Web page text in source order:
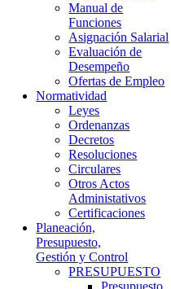
Manual de
Funciones
Asignación Salarial
Evaluación de
Desempeño
Ofertas de Empleo
Normatividad
Leyes
Ordenanzas
Decretos
Resoluciones
Circulares
Otros Actos
Administativos
Certificaciones
Planeación,
Presupuesto,
Gestión y Control
PRESUPUESTO
Presupuesto